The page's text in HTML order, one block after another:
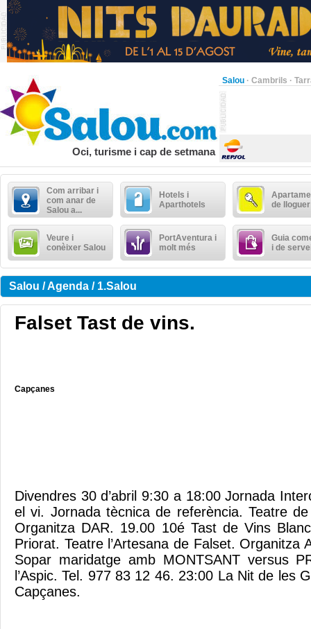
Salou · Cambrils ·
Oci, turisme i cap de setmana
Com arribar i
com anar de
Salou a...
Hotels i
Aparthotels
de lloguer
Veure i
conèixer Salou
PortAventura i
molt més
Guia
i de
Salou / Agenda / 1.Salou
Falset Tast de vins.
Capçanes
Divendres 30 d’abril 9:30 a 18:00 Jornada
el vi. Jornada tècnica de referència. Teatre de
Organitza DAR. 19.00 10é Tast de Vins
Priorat. Teatre l’Artesana de Falset. Organitza
Sopar maridatge amb MONTSANT versus
l’Aspic. Tel. 977 83 12 46. 23:00 La Nit de les
Capçanes.